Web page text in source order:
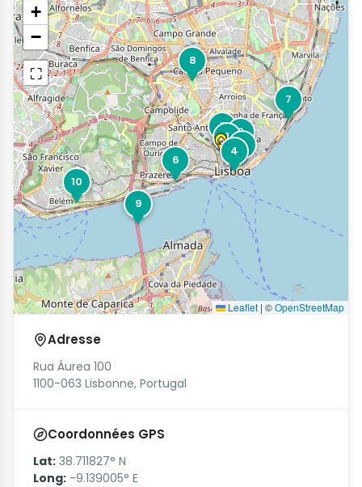
1
2
3
45
6
7
8
9
10
+
−
⛶
Leaflet | ©OpenStreetMap
Adresse
Rua Áurea 100
1100-063 Lisbonne, Portugal
Coordonnées GPS
Lat: 38.711827° N
Long: -9.139005° E